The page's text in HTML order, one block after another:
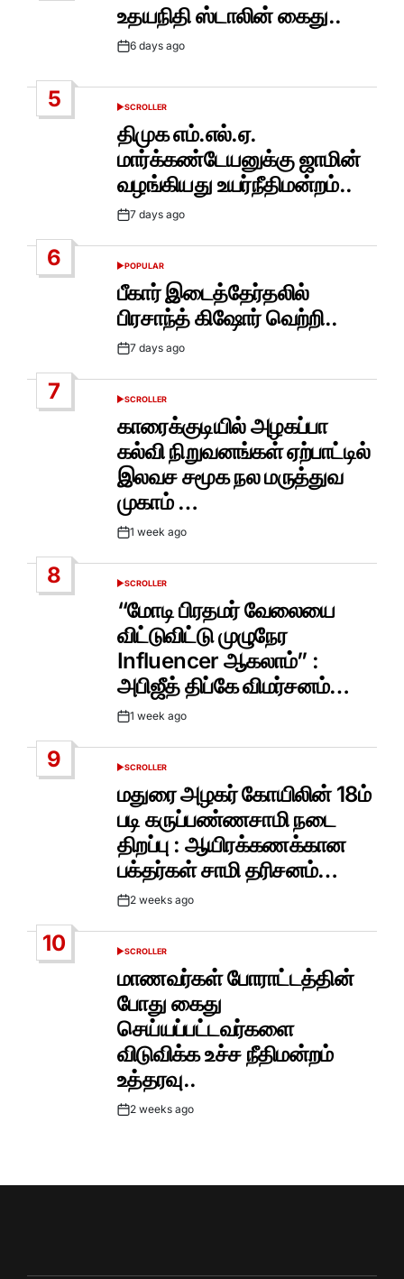
உதயநிதி ஸ்டாலின் கைது..
Post6 days ago
5
POSTED
SCROLLER
திமுக எம்.எல்.ஏ.
மார்க்கண்டேயனுக்கு ஜாமின்
வழங்கியது உயர்நீதிமன்றம்..
Post7 days ago
6
POSTED
IN
POPULAR
பீகார் இடைத்தேர்தலில்
பிரசாந்த் கிஷோர் வெற்றி..
Post7 days ago
7
POSTED
SCROLLER
காரைக்குடியில் அழகப்பா
கல்வி நிறுவனங்கள் ஏற்பாட்டில்
இலவச சமூக நல மருத்துவ
முகாம் …
Post1 week ago
8
POSTED
IN
SCROLLER
“மோடி பிரதமர் வேலையை
விட்டுவிட்டு முழுநேர
Influencer ஆகலாம்” :
அபிஜீத் திப்கே விமர்சனம்…
Post1 week ago
9
POSTED
SCROLLER
மதுரை அழகர் கோயிலின் 18ம்
படி கருப்பண்ணசாமி நடை
திறப்பு : ஆயிரக்கணக்கான
பக்தர்கள் சாமி தரிசனம்…
Post2 weeks ago
10
POSTED
SCROLLER
மாணவர்கள் போராட்டத்தின்
போது கைது
செய்யப்பட்டவர்களை
விடுவிக்க உச்ச நீதிமன்றம்
உத்தரவு..
Post2 weeks ago